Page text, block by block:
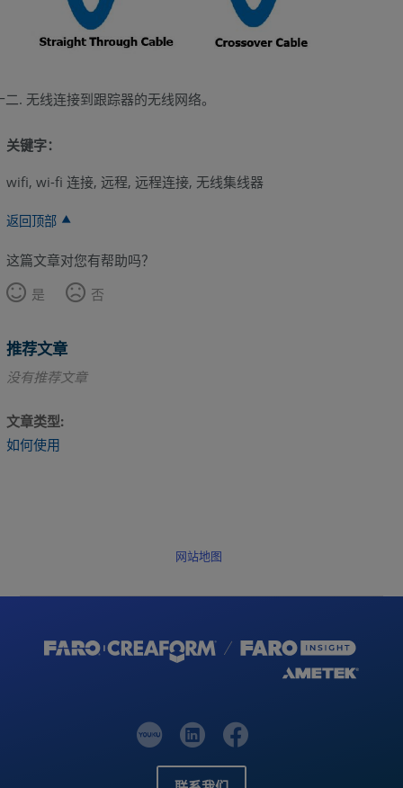
无线连接到跟踪器的无线网络。
关键字：
wifi, wi-fi 连接, 远程, 远程连接, 无线集线器
返回顶部
这篇文章对您有帮助吗？
是
否
推荐文章
没有推荐文章
文章类型
如何使用
网站地图